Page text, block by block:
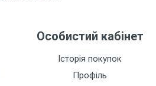
Особистий кабінет
Історія покупок
Профіль